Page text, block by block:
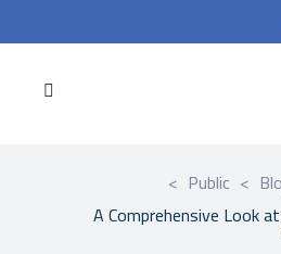
>
Public
>
A Comprehensive Look